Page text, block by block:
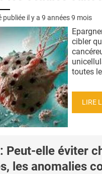
publiée il y a 9 années 9 mois
cibler
toutes
LIRE
Peut-elle éviter
les anomalies